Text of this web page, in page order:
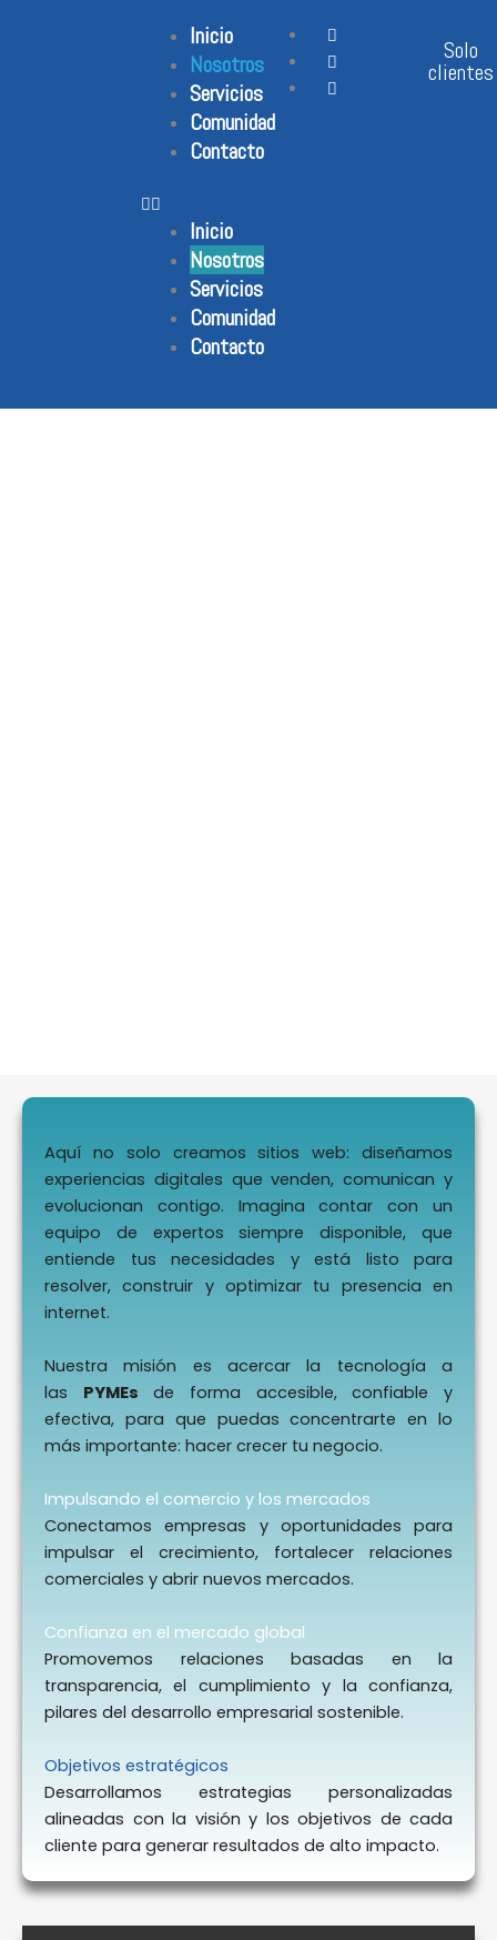
Inicio
Nosotros
Servicios
Comunidad
Contacto
Inicio
Nosotros
Servicios
Comunidad
Contacto
Solo
clientes
Aquí no solo creamos sitios web: diseñamos
experiencias digitales que venden, comunican y
evolucionan contigo. Imagina contar con un
equipo de expertos siempre disponible, que
entiende tus necesidades y está listo para
resolver, construir y optimizar tu presencia en
internet.
Nuestra misión es acercar la tecnología a
las PYMEs de forma accesible, confiable y
efectiva, para que puedas concentrarte en lo
más importante: hacer crecer tu negocio.
Impulsando el comercio y los mercados
Conectamos empresas y oportunidades para
impulsar el crecimiento, fortalecer relaciones
comerciales y abrir nuevos mercados.
Confianza en el mercado global
Promovemos relaciones basadas en la
transparencia, el cumplimiento y la confianza,
pilares del desarrollo empresarial sostenible.
Objetivos estratégicos
Desarrollamos estrategias personalizadas
alineadas con la visión y los objetivos de cada
cliente para generar resultados de alto impacto.